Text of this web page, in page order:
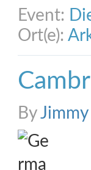
Event:
Ort(e):
ByJimmy